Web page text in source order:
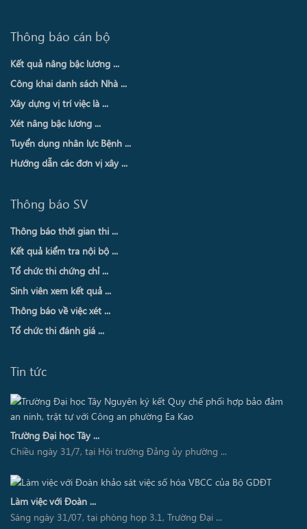
Thông báo cán bộ
Kết quả nâng bậc lương ...
Công khai danh sách Nhà ...
Xây dựng vị trí việc là ...
Xét nâng bậc lương ...
Tuyển dụng nhân lực Bệnh ...
Hướng dẫn các đơn vị xây ...
Thông báo SV
Thông báo thời gian thi ...
Kết quả kiểm tra nội bộ ...
Tổ chức thi chứng chỉ ...
Sinh viên xem kết quả ...
Thông báo về việc xét ...
Tổ chức thi đánh giá ...
Tin tức
Trường Đại học Tây ...
Chiều ngày 31/7, tại Hội trường Đảng ủy phường ...
Làm việc với Đoàn ...
Sáng ngày 31/07, tại phòng họp 3.1, Trường Đại ...